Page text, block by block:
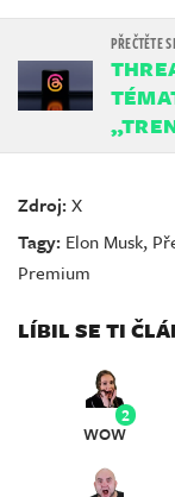
Zdroj:X
Tagy: Elon Musk,
Premium
LÍBIL SE TI
2
WOW